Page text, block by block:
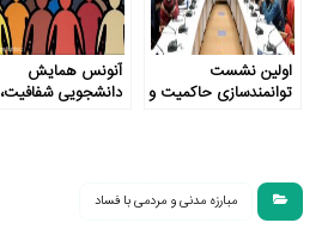
اولین نشست
توانمندسازی حاکمیت و
آنونس همایش
دانشجویی شفافیت،
مبارزه مدنی و مردمی با فساد